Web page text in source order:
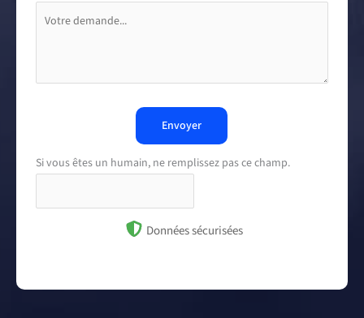
Envoyer
Si vous êtes un humain, ne remplissez pas ce champ.
Données sécurisées